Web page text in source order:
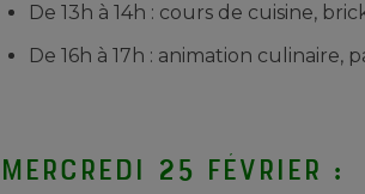
De 13h à 14h : cours de cuisine,
De 16h à 17h : animation culinaire,
Mercredi 25 février :